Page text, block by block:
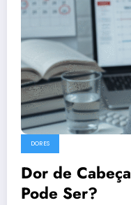
DORES
Dor de
Pode Ser?